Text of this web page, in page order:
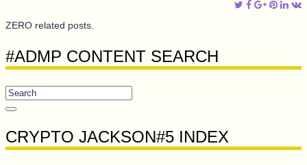
ZERO related posts.
#ADMP CONTENT SEARCH
CRYPTO JACKSON#5 INDEX